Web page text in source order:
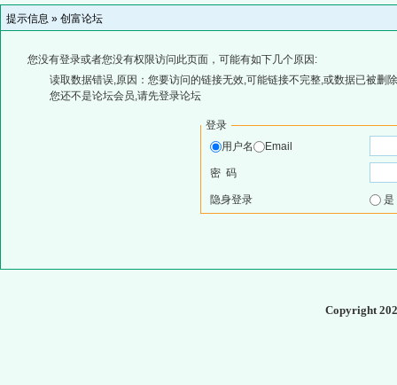
提示信息 » 创富论坛
您没有登录或者您没有权限访问此页面，可能有如下几个原因:
读取数据错误,原因：您要访问的链接无效,可能链接不完整,或数据已被删
您还不是论坛会员,请先登录论坛
登录
用户名
Email
密 码
隐身登录
Copyright